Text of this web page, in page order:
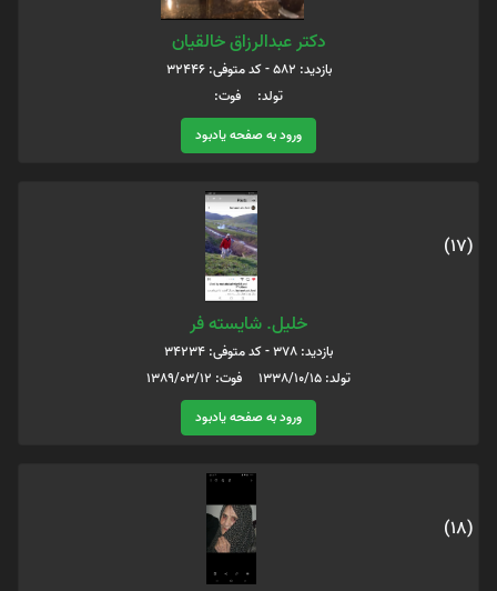
دکتر عبدالرزاق خالقیان
بازدید: 582 - کد متوفی: 32446
تولد: فوت:
ورود به صفحه یادبود
(17)
خلیل. شایسته فر
بازدید: 378 - کد متوفی: 34234
تولد: 1338/10/15 فوت: 1389/03/12
ورود به صفحه یادبود
(18)